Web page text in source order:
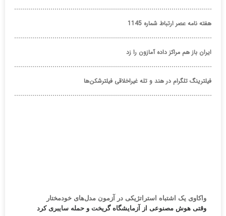
هفته نامه عصر ارتباط شماره 1145
ایران باز هم مراکز داده آمازون را زد
فیلترینگ تلگرام در هند و تله غیراخلاقی فیلترشکن‌ها
واکاوی یک اشتباه استراتژیکی در آزمون مدل‌های خودمختار
وقتی هوش مصنوعی از آزمایشگاه گریخت و حمله سایبری کرد